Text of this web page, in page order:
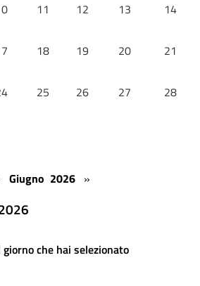
11 12 13 14
18 19 20 21
25 26 27 28
Giugno 2026 »
che hai selezionato